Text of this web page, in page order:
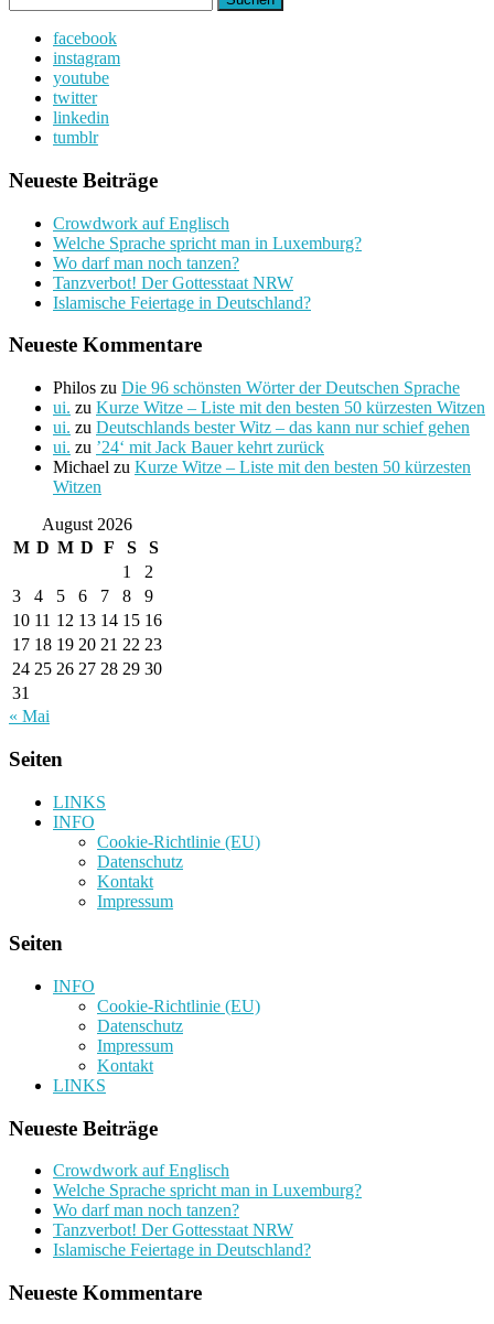
nach:
facebook
instagram
youtube
twitter
linkedin
tumblr
Neueste Beiträge
Crowdwork auf Englisch
Welche Sprache spricht man in Luxemburg?
Wo darf man noch tanzen?
Tanzverbot! Der Gottesstaat NRW
Islamische Feiertage in Deutschland?
Neueste Kommentare
Philos zu Die 96 schönsten Wörter der Deutschen Sprache
ui. zu Kurze Witze – Liste mit den besten 50 kürzesten Witzen
ui. zu Deutschlands bester Witz – das kann nur schief gehen
ui. zu ’24‘ mit Jack Bauer kehrt zurück
Michael zu Kurze Witze – Liste mit den besten 50 kürzesten
Witzen
August 2026
M D M D F S
S
1
2
3
4 5 6 7 8
9
10 11 12 13 14 15 16
17 18 19 20 21 22 23
24 25 26 27 28 29 30
31
« Mai
Seiten
LINKS
INFO
Cookie-Richtlinie (EU)
Datenschutz
Kontakt
Impressum
Seiten
INFO
Cookie-Richtlinie (EU)
Datenschutz
Impressum
Kontakt
LINKS
Neueste Beiträge
Crowdwork auf Englisch
Welche Sprache spricht man in Luxemburg?
Wo darf man noch tanzen?
Tanzverbot! Der Gottesstaat NRW
Islamische Feiertage in Deutschland?
Neueste Kommentare